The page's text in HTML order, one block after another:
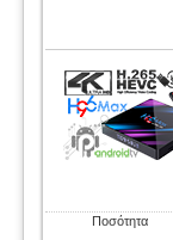
Ποσότητα